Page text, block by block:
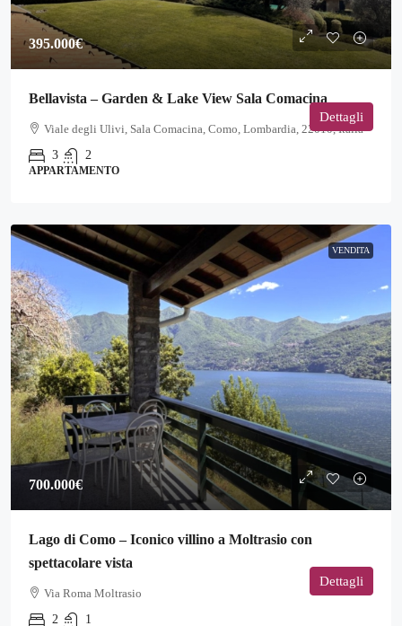
395.000€
Bellavista – Garden & Lake View Sala Comacina
Viale degli Ulivi, Sala Comacina, Como, Lombardia, 22010, Italia
3
2
APPARTAMENTO
Dettagli
VENDITA
700.000€
Lago di Como – Iconico villino a Moltrasio con
spettacolare vista
Via Roma Moltrasio
2
1
Dettagli